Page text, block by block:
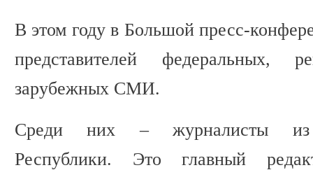
В этом году в Большой пресс-
представителей федеральных,
зарубежных СМИ.
Среди них – журналисты из
Республики. Это главный